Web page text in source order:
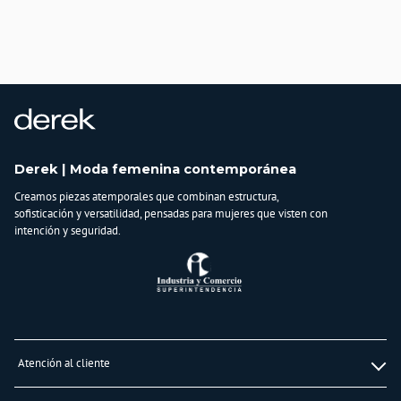
Cuidado y Lavado
contacto con aceites y grasas
80% ELASTANO
Derek | Moda femenina contemporánea
Creamos piezas atemporales que combinan estructura,
sofisticación y versatilidad, pensadas para mujeres que visten con
intención y seguridad.
Atención al cliente